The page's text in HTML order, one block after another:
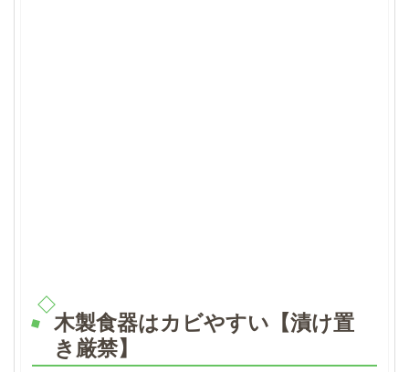
木製食器はカビやすい【漬け置
き厳禁】